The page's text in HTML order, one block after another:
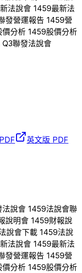
法說會 1459最新法
發營運報告 1459營
價分析 1459股價分析
Q3聯發法說會
英文版 PDF
法說會 1459法說會聯
說明會 1459財報說
說會下載 1459法說
法說會 1459最新法
發營運報告 1459營
價分析 1459股價分析